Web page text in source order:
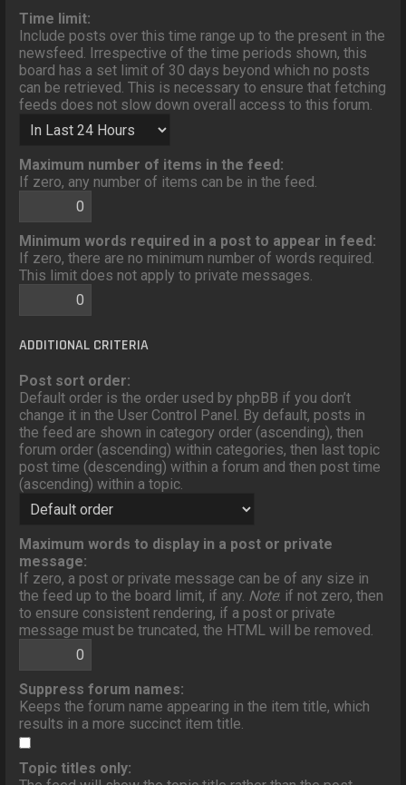
Time limit:
Include posts over this time range up to the present in the
newsfeed. Irrespective of the time periods shown, this
board has a set limit of 30 days beyond which no posts
can be retrieved. This is necessary to ensure that fetching
feeds does not slow down overall access to this forum.
Maximum number of items in the feed:
If zero, any number of items can be in the feed.
Minimum words required in a post to appear in feed:
If zero, there are no minimum number of words required.
This limit does not apply to private messages.
ADDITIONAL CRITERIA
Post sort order:
Default order is the order used by phpBB if you don’t
change it in the User Control Panel. By default, posts in
the feed are shown in category order (ascending), then
forum order (ascending) within categories, then last topic
post time (descending) within a forum and then post time
(ascending) within a topic.
Maximum words to display in a post or private
message:
If zero, a post or private message can be of any size in
the feed up to the board limit, if any. Note: if not zero, then
to ensure consistent rendering, if a post or private
message must be truncated, the HTML will be removed.
Suppress forum names:
Keeps the forum name appearing in the item title, which
results in a more succinct item title.
Topic titles only: